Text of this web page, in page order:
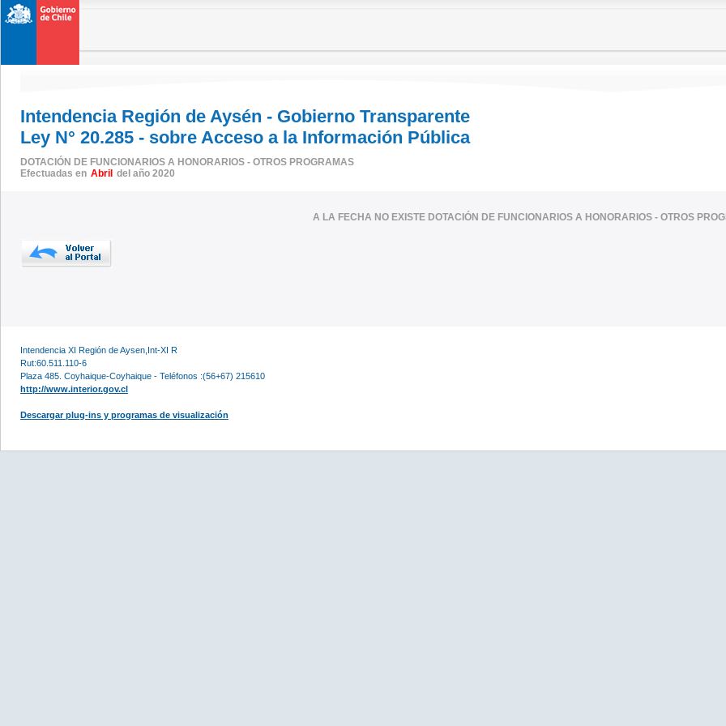
Intendencia Región de Aysén - Gobierno Transparente
Ley N° 20.285 - sobre Acceso a la Información Pública
DOTACIÓN DE FUNCIONARIOS A HONORARIOS - OTROS PROGRAMAS
Efectuadas en Abril del año 2020
A LA FECHA NO EXISTE DOTACIÓN DE FUNCIONARIOS A HONORARIOS - OTROS
Intendencia XI Región de Aysen,Int-XI R
Rut:60.511.110-6
Plaza 485. Coyhaique-Coyhaique - Teléfonos :(56+67) 215610
http://www.interior.gov.cl
Descargar plug-ins y programas de visualización